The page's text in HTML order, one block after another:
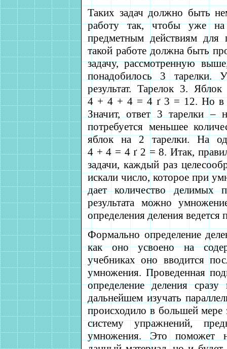
Таких задач должно быть
работу так, чтобы уже
предметным действиям для
такой работе должна быть
задачу, рассмотренную
понадобилось 3 тарелки.
результат. Тарелок 3.
4 + 4 + 4 = 4ґ3 = 12. Но в
Значит, ответ 3 тарелки –
потребуется меньшее
яблок на 2 тарелки. На
4 + 4 = 4ґ2 = 8. Итак,
задачи, каждый раз
искали число, которое при
дает количество делимых
результата можно
определения деления ведется
Формально определение
как оно усвоено на
учебниках оно вводится
умножения. Проведенная
определение деления
дальнейшем изучать
происходило в большей мере
систему упражнений,
умножения. Это поможет